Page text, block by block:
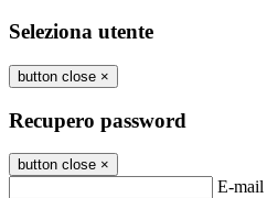
Seleziona utente
button close ×
Recupero password
button close ×
E-mail